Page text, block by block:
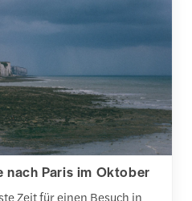
nach Paris im Oktober
Zeit für einen Besuch in